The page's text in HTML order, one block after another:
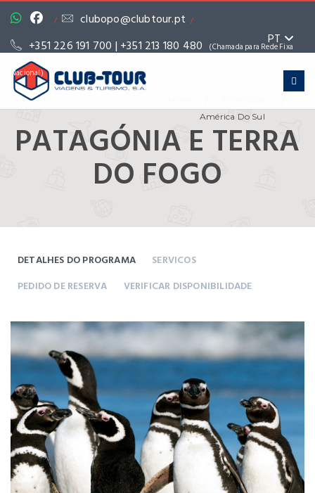
/ clubopo@clubtour.pt /
+351 226 191 700 | +351 213 180 480 (Chamada para Rede Fixa
Nacional)
PT
América Do Sul
PATAGÓNIA E TERRA
DO FOGO
DETALHES DO PROGRAMA
SERVICOS
PEDIDO DE RESERVA
VERIFICAR DISPONIBILIDADE